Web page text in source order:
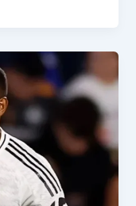
مدريد
الدوري
الانجليزي
بعد
اقتراب